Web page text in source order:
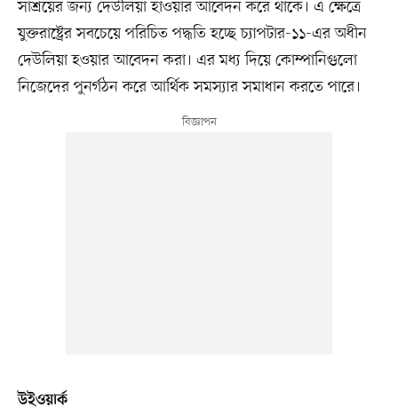
সাশ্রয়ের জন্য দেউলিয়া হাওয়ার আবেদন করে থাকে। এ ক্ষেত্রে
যুক্তরাষ্ট্রের সবচেয়ে পরিচিত পদ্ধতি হচ্ছে চ্যাপটার-১১-এর অধীন
দেউলিয়া হওয়ার আবেদন করা। এর মধ্য দিয়ে কোম্পানিগুলো
নিজেদের পুনর্গঠন করে আর্থিক সমস্যার সমাধান করতে পারে।
উইওয়ার্ক